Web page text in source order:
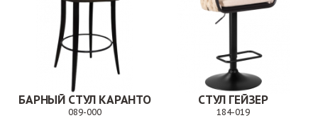
БАРНЫЙ СТУЛ КАРАНТО
089-000
СТУЛ ГЕЙЗЕР
184-019